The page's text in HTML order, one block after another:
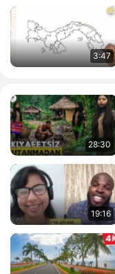
3:47
28:30
19:16